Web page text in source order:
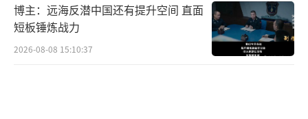
引向灾祸，让日本在国际上陷入空前孤立。在
日本战败投降80年后的今天，任何妄图为军国
主义招魂的邪恶势力，都必将在正义的铁拳下
博主：远海反潜中国还有提升空间 直面
短板锤炼战力
2026-08-08 15:10:37